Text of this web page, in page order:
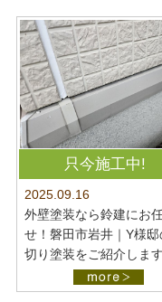
只今施工中!
2025.09.16
外壁塗装なら鈴建にお
せ！磐田市岩井｜Y様邸
切り塗装をご紹介します